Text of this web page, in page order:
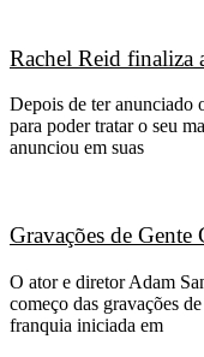
Rachel Reid finaliza
Depois de ter anunciado
para poder tratar o seu
anunciou em suas
Gravações de Gente
O ator e diretor Adam
começo das gravações
franquia iniciada em